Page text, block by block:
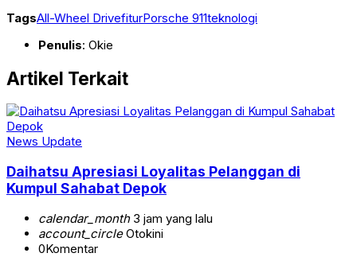
TagsAll-Wheel DrivefiturPorsche 911teknologi
Penulis: Okie
Artikel Terkait
News Update
Daihatsu Apresiasi Loyalitas Pelanggan di
Kumpul Sahabat Depok
calendar_month3 jam yang lalu
account_circleOtokini
0Komentar